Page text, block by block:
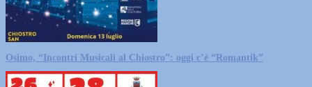
Osimo, “Incontri Musicali al Chiostro”: oggi c’è “Romantik”